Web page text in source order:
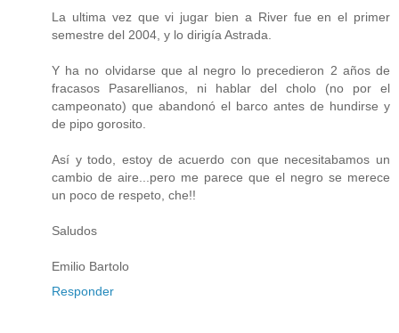
La ultima vez que vi jugar bien a River fue en el primer
semestre del 2004, y lo dirigía Astrada.
Y ha no olvidarse que al negro lo precedieron 2 años de
fracasos Pasarellianos, ni hablar del cholo (no por el
campeonato) que abandonó el barco antes de hundirse y
de pipo gorosito.
Así y todo, estoy de acuerdo con que necesitabamos un
cambio de aire...pero me parece que el negro se merece
un poco de respeto, che!!
Saludos
Emilio Bartolo
Responder